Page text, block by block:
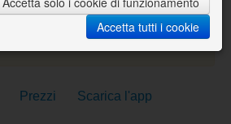
per sviluppo gratuiti e molto
Prezzi Scarica l'app
Accetta tutti i cookie